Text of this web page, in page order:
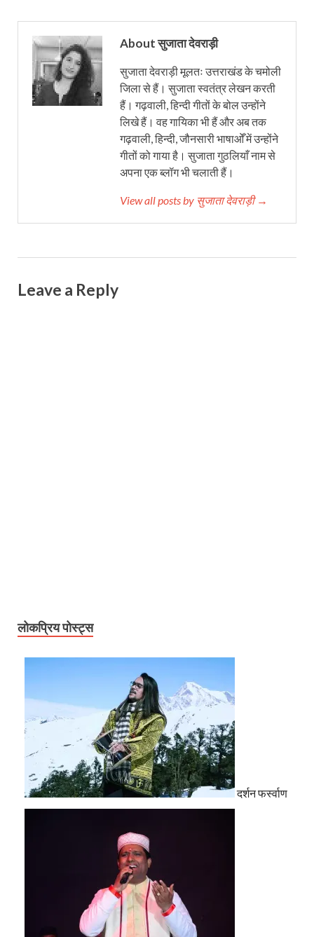
About सुजाता देवराड़ी
सुजाता देवराड़ी मूलतः उत्तराखंड के चमोली
जिला से हैं। सुजाता स्वतंत्र लेखन करती
हैं। गढ़वाली, हिन्दी गीतों के बोल उन्होंने
लिखे हैं। वह गायिका भी हैं और अब तक
गढ़वाली, हिन्दी, जौनसारी भाषाओँ में उन्होंने
गीतों को गाया है। सुजाता गुठलियाँ नाम से
अपना एक ब्लॉग भी चलाती हैं।
View all posts by सुजाता देवराड़ी →
Leave a Reply
लोकप्रिय पोस्ट्स
दर्शन फर्स्वाण